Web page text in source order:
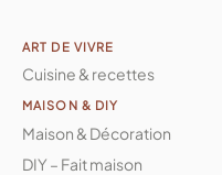
ART DE VIVRE
Cuisine & recettes
MAISON & DIY
Maison & Décoration
DIY – Fait maison